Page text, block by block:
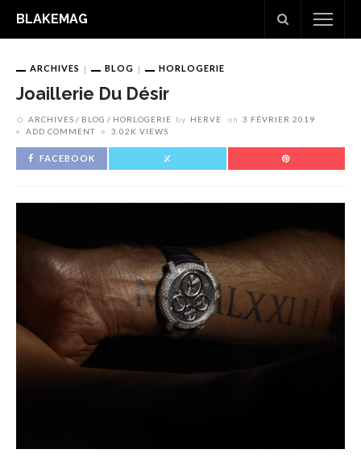
BLAKEMAG
ARCHIVES BLOG HORLOGERIE
Joaillerie Du Désir
ARCHIVES BLOG HORLOGERIE by HERVE on 3 FÉVRIER 2019
ADD COMMENT
3.02K VIEWS
FACEBOOK